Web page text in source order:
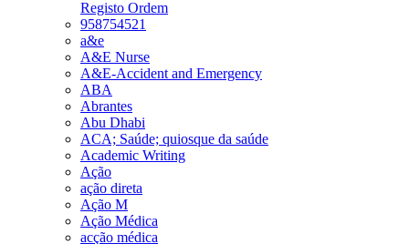
Registo Ordem
958754521
a&e
A&E Nurse
A&E-Accident and Emergency
ABA
Abrantes
Abu Dhabi
ACA; Saúde; quiosque da saúde
Academic Writing
Ação
ação direta
Ação M
Ação Médica
acção médica